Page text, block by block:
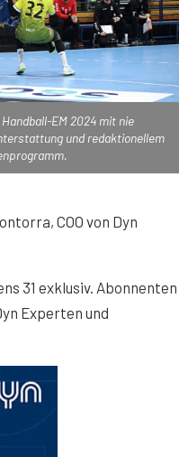
EM 2024 mit nie
und redaktionellem
COO von Dyn
31 exklusiv. Abonnenten
Experten und